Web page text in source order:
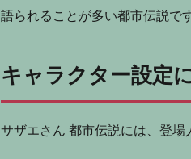
語られることが多い都市伝説で
キャラクター設定
サザエさん 都市伝説には、登場